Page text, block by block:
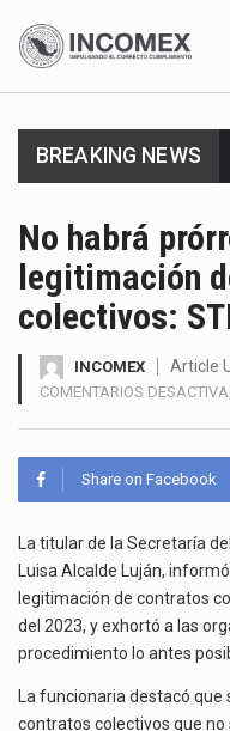
BREAKING NEWS
No habrá
legitimación
colectivos:
INCOMEX Article
COMENTARIOS
Share on Facebook
La titular de la Secretaría
Luisa Alcalde Luján,
legitimación de contratos
del 2023, y exhortó a las
procedimiento lo antes
La funcionaria destacó que
contratos colectivos que